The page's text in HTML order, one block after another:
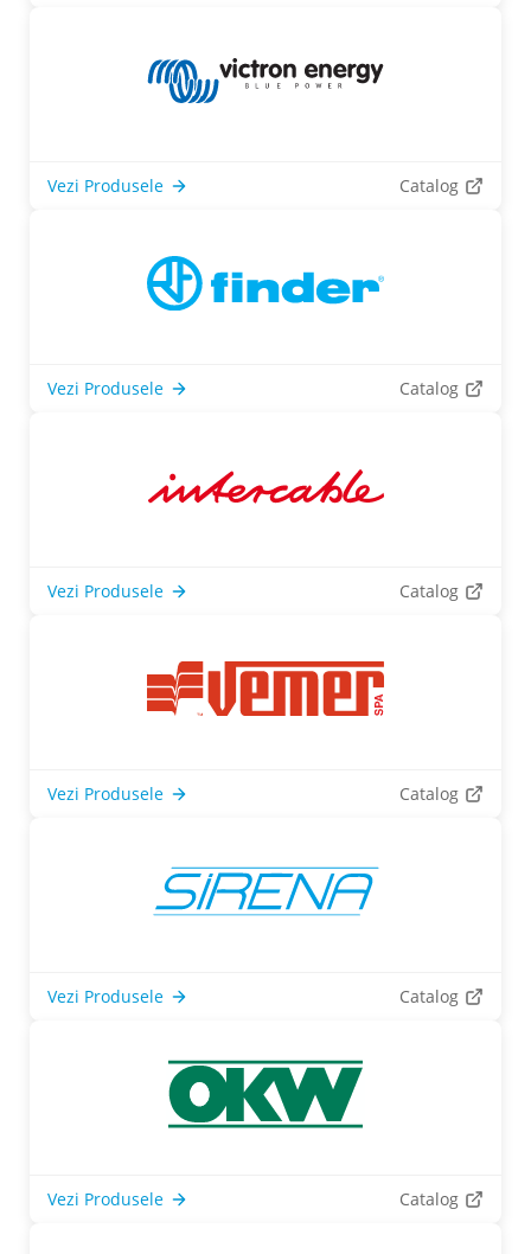
Vezi Produsele Catalog
Vezi Produsele Catalog
Vezi Produsele Catalog
Vezi Produsele Catalog
Vezi Produsele Catalog
Vezi Produsele Catalog